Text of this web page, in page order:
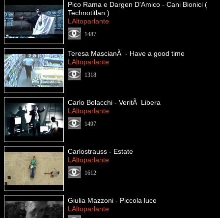
Pico Rama e Dargen D'Amico - Cani Bionici (
Technotitlan )
LAltoparlante
1487
Teresa MascianÃ - Have a good time
LAltoparlante
1318
Carlo Bolacchi - VeritÃ Libera
LAltoparlante
1497
Carlostrauss - Estate
LAltoparlante
1612
Giulia Mazzoni - Piccola luce
LAltoparlante